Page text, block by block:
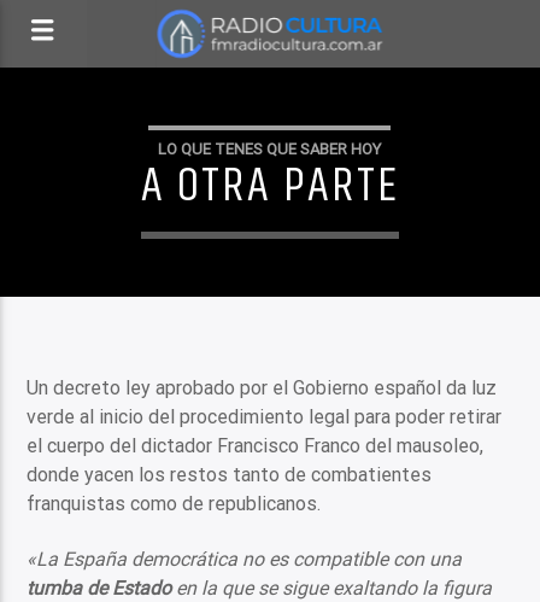
LO QUE TENES QUE SABER HOY
A OTRA PARTE
Un decreto ley aprobado por el Gobierno español da luz
verde al inicio del procedimiento legal para poder retirar
el cuerpo del dictador Francisco Franco del mausoleo,
donde yacen los restos tanto de combatientes
franquistas como de republicanos.
«La España democrática no es compatible con una
tumba de Estadoen la que se sigue exaltando la figura